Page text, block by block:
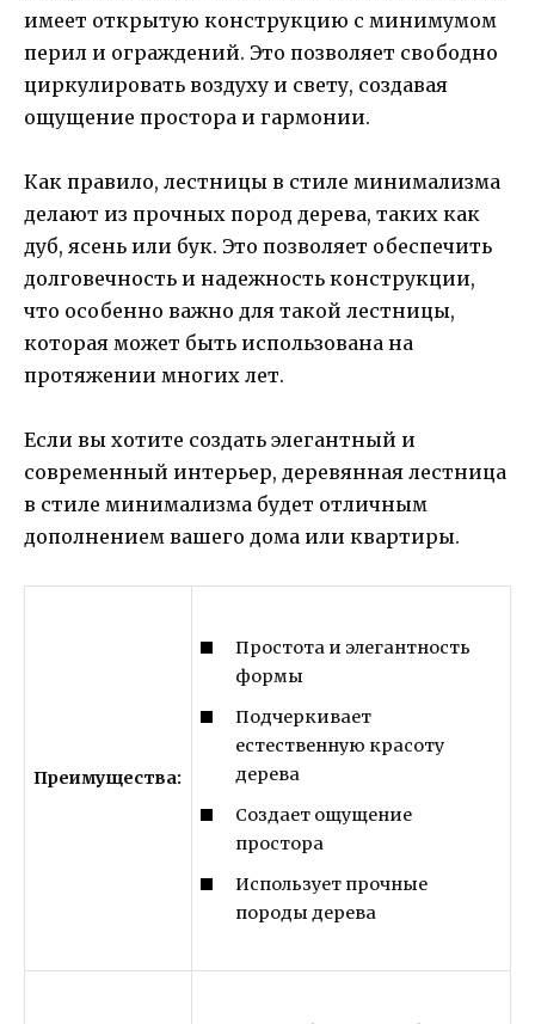
имеет открытую конструкцию с минимумом
перил и ограждений. Это позволяет свободно
циркулировать воздуху и свету, создавая
ощущение простора и гармонии.
Как правило, лестницы в стиле минимализма
делают из прочных пород дерева, таких как
дуб, ясень или бук. Это позволяет обеспечить
долговечность и надежность конструкции,
что особенно важно для такой лестницы,
которая может быть использована на
протяжении многих лет.
Если вы хотите создать элегантный и
современный интерьер, деревянная лестница
в стиле минимализма будет отличным
дополнением вашего дома или квартиры.
Преимущества:
Простота и элегантность
формы
Подчеркивает
естественную красоту
дерева
Создает ощущение
простора
Использует прочные
породы дерева